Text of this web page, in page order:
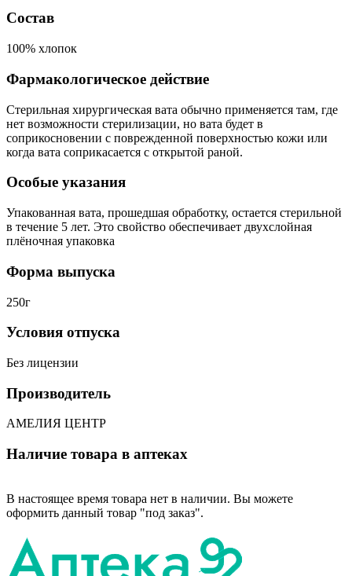
Состав
100% хлопок
Фармакологическое действие
Стерильная хирургическая вата обычно применяется там, где
нет возможности стерилизации, но вата будет в
соприкосновении с поврежденной поверхностью кожи или
когда вата соприкасается с открытой раной.
Особые указания
Упакованная вата, прошедшая обработку, остается стерильной
в течение 5 лет. Это свойство обеспечивает двухслойная
плёночная упаковка
Форма выпуска
250г
Условия отпуска
Без лицензии
Производитель
АМЕЛИЯ ЦЕНТР
Наличие товара в аптеках
В настоящее время товара нет в наличии. Вы можете
оформить данный товар "под заказ".